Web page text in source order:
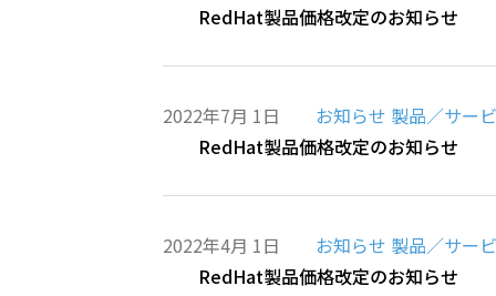
RedHat製品価格改定のお知らせ
2022年7月 1日 お知らせ 製品／サー
RedHat製品価格改定のお知らせ
2022年4月 1日 お知らせ 製品／サー
RedHat製品価格改定のお知らせ